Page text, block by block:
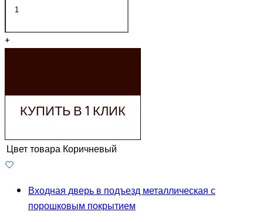
+
КУПИТЬ В 1 КЛИК
Цвет товараКоричневый
Входная дверь в подъезд металлическая с
порошковым покрытием